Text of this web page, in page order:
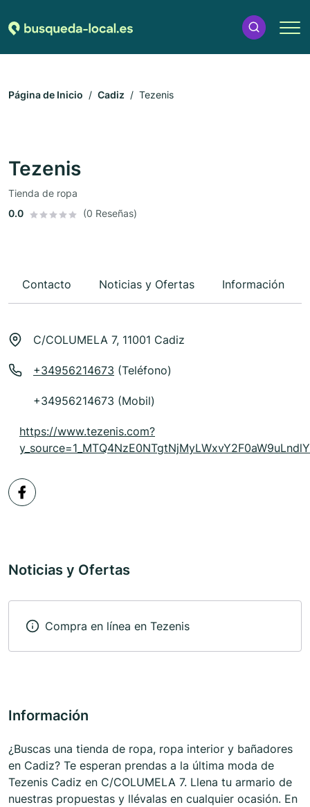
Página de Inicio Cadiz Tezenis
Tezenis
Tienda de ropa
0.0
(0 Reseñas)
Contacto Noticias y Ofertas Información
C/COLUMELA 7, 11001 Cadiz
+34956214673 (Teléfono)
+34956214673 (Mobil)
https://www.tezenis.com?
Noticias y Ofertas
Compra en línea en Tezenis
Información
¿Buscas una tienda de ropa, ropa interior y bañadores
en Cadiz? Te esperan prendas a la última moda de
Tezenis Cadiz en C/COLUMELA 7. Llena tu armario de
nuestras propuestas y llévalas en cualquier ocasión. En